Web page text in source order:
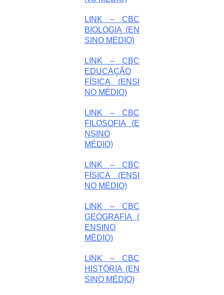
LINK – CBC
BIOLOGIA (EN
SINO MÉDIO)
LINK – CBC
EDUCAÇÃO
FÍSICA (ENSI
NO MÉDIO)
LINK – CBC
FILOSOFIA (E
NSINO
MÉDIO)
LINK – CBC
FÍSICA (ENSI
NO MÉDIO)
LINK – CBC
GEOGRAFIA (
ENSINO
MÉDIO)
LINK – CBC
HISTÓRIA (EN
SINO MÉDIO)